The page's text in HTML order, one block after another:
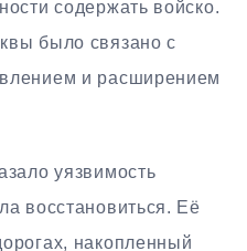
содержать войско.
было связано с
и расширением
уязвимость
восстановиться. Её
накопленный